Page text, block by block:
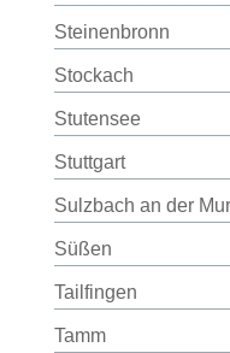
Steinenbronn
Stockach
Stutensee
Stuttgart
Sulzbach an der
Süßen
Tailfingen
Tamm